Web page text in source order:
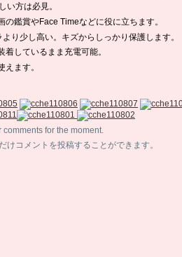
い方は必見。
鑑賞やFace Timeなどに役に立ちます。
り少し高い。キズからしっかり保護します。
しているまま充電可能。
ます。
comments for the moment.
けコメントを投稿することができます。